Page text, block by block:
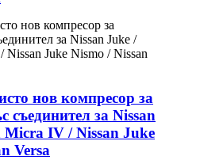
нов компресор за
съединител за Nissan
Micra IV / Nissan Juke
Versa